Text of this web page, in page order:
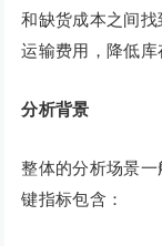
和缺货成本之间
运输费用，降低库
分析背景
整体的分析场景一
键指标包含：